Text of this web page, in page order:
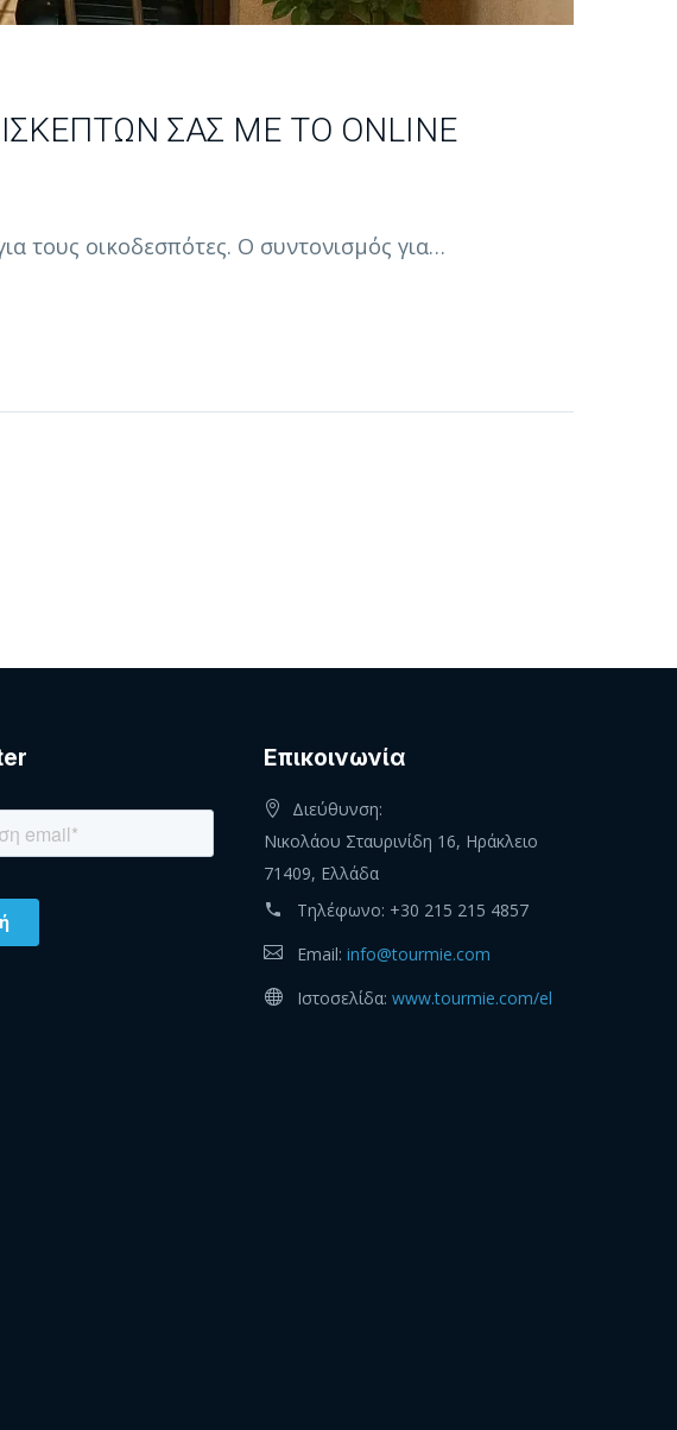
ΣΑΣ ΜΕ ΤΟ ONLINE
τους οικοδεσπότες. Ο συντονισμός για…
Eπικοινωνία
Διεύθυνση:
Νικολάου Σταυρινίδη 16, Ηράκλειο
71409, Ελλάδα
Τηλέφωνο: +30 215 215 4857
Email: info@tourmie.com
Ιστοσελίδα: www.tourmie.com/el